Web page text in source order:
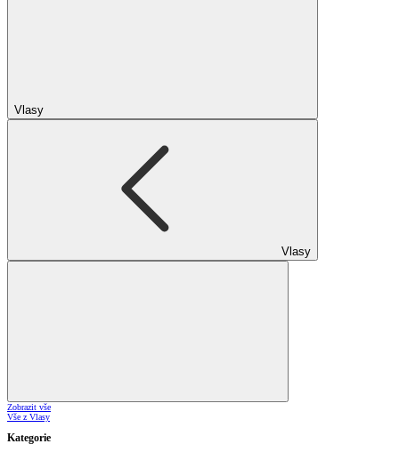
Vlasy
Vlasy
Zobrazit vše
Vše z Vlasy
Kategorie